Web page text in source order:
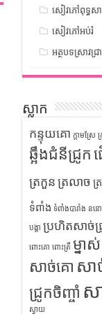
សៀវភៅពុទ្ធស
សៀវភៅអប់រំ
អត្ថបទស្រាវជ្រ
ស្លាក
កន្ទុយគោ ក្តាមស្រែ
ឆ្អឹងជំនីជ្រូក
ត្រកួន ត្រលាច ត្
ទំពាំង ទំពាំងបារាំង នន
បង្គា ប្រហិតសាច់ជ្
ពោះគោ ពោះត្រី ម្នាស់
សាច់គោ សា
ជ្រូកចិញ្ចាំ ស
ស្វាយ